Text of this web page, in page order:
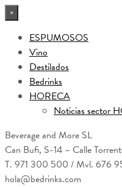
×
ESPUMOSOS
Vino
Destilados
Bedrinks
HORECA
Noticias sector
Beverage and More SL
Can Bufi, S-14 – Calle
T. 971 300 500 / Mvl. 676
hola@bedrinks.com